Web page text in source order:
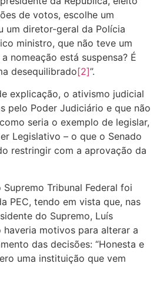
de votos, escolhe um
um diretor-geral da Polícia
ministro, que não teve um
nomeação está suspensa? É
desequilibrado[2]”.
explicação, o ativismo judicial
pelo Poder Judiciário e que não
seria o exemplo de legislar,
Legislativo – o que o Senado
restringir com a aprovação da
Tribunal Federal foi
PEC, tendo em vista que, nas
do Supremo, Luís
haveria motivos para alterar a
das decisões: “Honesta e
uma instituição que vem